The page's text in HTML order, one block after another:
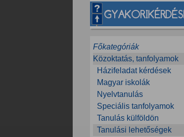
Főkategóriák
Közoktatás, tanfolyamok
Házifeladat kérdések
Magyar iskolák
Nyelvtanulás
Speciális tanfolyamok
Tanulás külföldön
Tanulási lehetőségek